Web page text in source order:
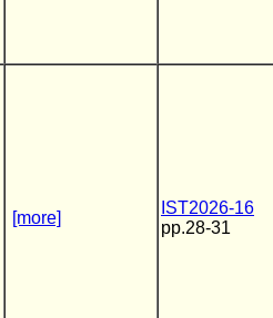
[more]
IST2026-16
pp.28-31